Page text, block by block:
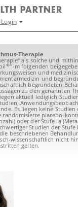
Therapie
als solche und
®“ im folgenden
und
und
begründeten
zu den genannten
aktuell lediglich
Es liegen keine Studien
randomisierte placebo-
oder der Stufe Ia
Studien der Stufe
beschriebenen
wissenschaftlich nicht
gelten.